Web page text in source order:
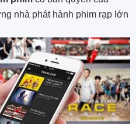
nhà phát hành phim rạp lớn